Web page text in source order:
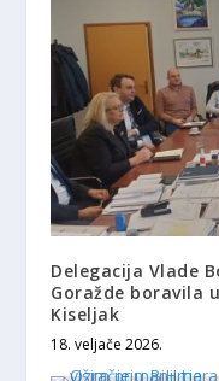
Delegacija Vlade
Goražde boravila
Kiseljak
18. veljače 2026.